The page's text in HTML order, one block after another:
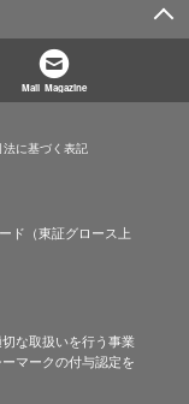
Mail Magazine
に基づく表記
ド（東証グロース上
な取扱いを行う事業
マークの付与認定を